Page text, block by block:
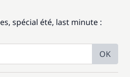
spécial été, last minute :
OK